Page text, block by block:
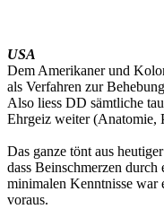
USA
Dem Amerikaner und
als Verfahren zur
Also liess DD sämtliche
Ehrgeiz weiter (Anatomie,
Das ganze tönt aus
dass Beinschmerzen
minimalen Kenntnisse war
voraus.